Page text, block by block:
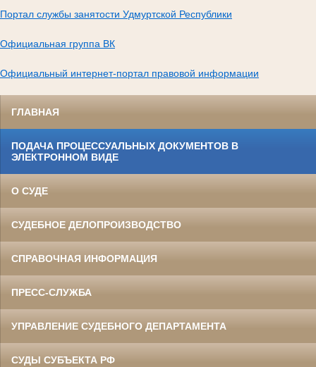
Портал службы занятости Удмуртской Республики
Официальная группа ВК
Официальный интернет-портал правовой информации
ГЛАВНАЯ
ПОДАЧА ПРОЦЕССУАЛЬНЫХ ДОКУМЕНТОВ В
ЭЛЕКТРОННОМ ВИДЕ
О СУДЕ
СУДЕБНОЕ ДЕЛОПРОИЗВОДСТВО
СПРАВОЧНАЯ ИНФОРМАЦИЯ
ПРЕСС-СЛУЖБА
УПРАВЛЕНИЕ СУДЕБНОГО ДЕПАРТАМЕНТА
СУДЫ СУБЪЕКТА РФ